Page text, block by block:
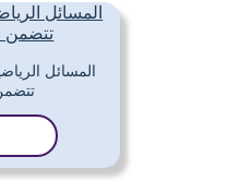
المسائل
تتضمن